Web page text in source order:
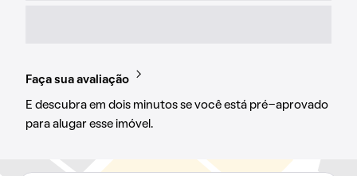
Faça sua avaliação
E descubra em dois minutos se você está pré-aprovado
para alugar esse imóvel.